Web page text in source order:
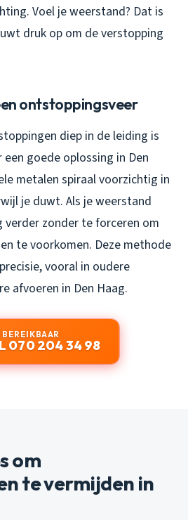
Voel je weerstand? Dat is
druk op om de verstopping
ontstoppingsveer
diep in de leiding is
goede oplossing in Den
metalen spiraal voorzichtig in
je duwt. Als je weerstand
zonder te forceren om
te voorkomen. Deze methode
vooral in oudere
afvoeren in Den Haag.
BEREIKBAAR
070 204 34 98
om
te vermijden in